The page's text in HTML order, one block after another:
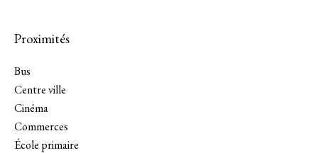
Proximités
Bus
Centre ville
Cinéma
Commerces
École primaire